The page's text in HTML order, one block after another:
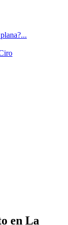
en La